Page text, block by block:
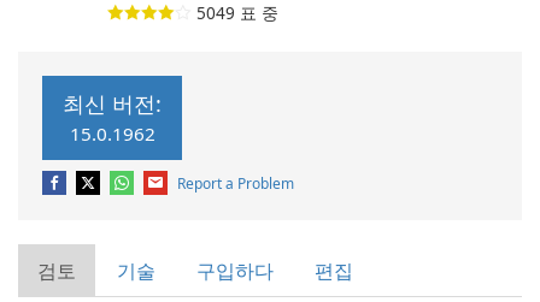
5049 표 중
최신 버전:
15.0.1962
Report a Problem
검토 기술 구입하다 편집